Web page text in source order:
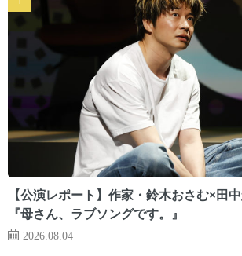
【公演レポート】作家・鈴木おさむ×田
『母さん、ラブソングです。』
2026.08.04